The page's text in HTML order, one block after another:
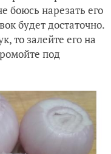
боюсь нарезать его
будет достаточно.
то залейте его на
под